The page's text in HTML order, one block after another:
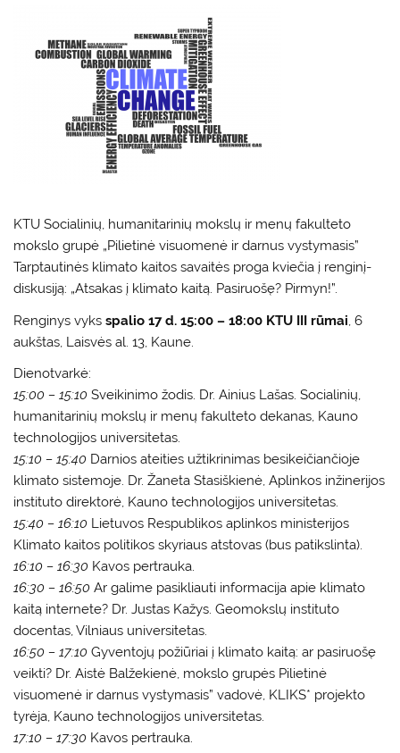
KTU Socialinių, humanitarinių mokslų ir menų fakulteto
mokslo grupė „Pilietinė visuomenė ir darnus vystymasis”
Tarptautinės klimato kaitos savaitės proga kviečia į renginį-
diskusiją: „Atsakas į klimato kaitą. Pasiruošę? Pirmyn!”.
Renginys vyksspalio 17 d. 15:00 – 18:00 KTU III rūmai, 6
aukštas, Laisvės al. 13, Kaune.
Dienotvarkė:
15:00 – 15:10 Sveikinimo žodis. Dr. Ainius Lašas. Socialinių,
humanitarinių mokslų ir menų fakulteto dekanas, Kauno
technologijos universitetas.
15:10 – 15:40 Darnios ateities užtikrinimas besikeičiančioje
klimato sistemoje. Dr. Žaneta Stasiškienė, Aplinkos inžinerijos
instituto direktorė, Kauno technologijos universitetas.
15:40 – 16:10 Lietuvos Respublikos aplinkos ministerijos
Klimato kaitos politikos skyriaus atstovas (bus patikslinta).
16:10 – 16:30 Kavos pertrauka.
16:30 – 16:50 Ar galime pasikliauti informacija apie klimato
kaitą internete? Dr. Justas Kažys. Geomokslų instituto
docentas, Vilniaus universitetas.
16:50 – 17:10 Gyventojų požiūriai į klimato kaitą: ar pasiruošę
veikti? Dr. Aistė Balžekienė, mokslo grupės Pilietinė
visuomenė ir darnus vystymasis” vadovė, KLIKS* projekto
tyrėja, Kauno technologijos universitetas.
17:10 – 17:30 Kavos pertrauka.